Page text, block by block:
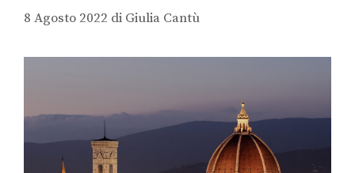
8 Agosto 2022 di Giulia Cantù